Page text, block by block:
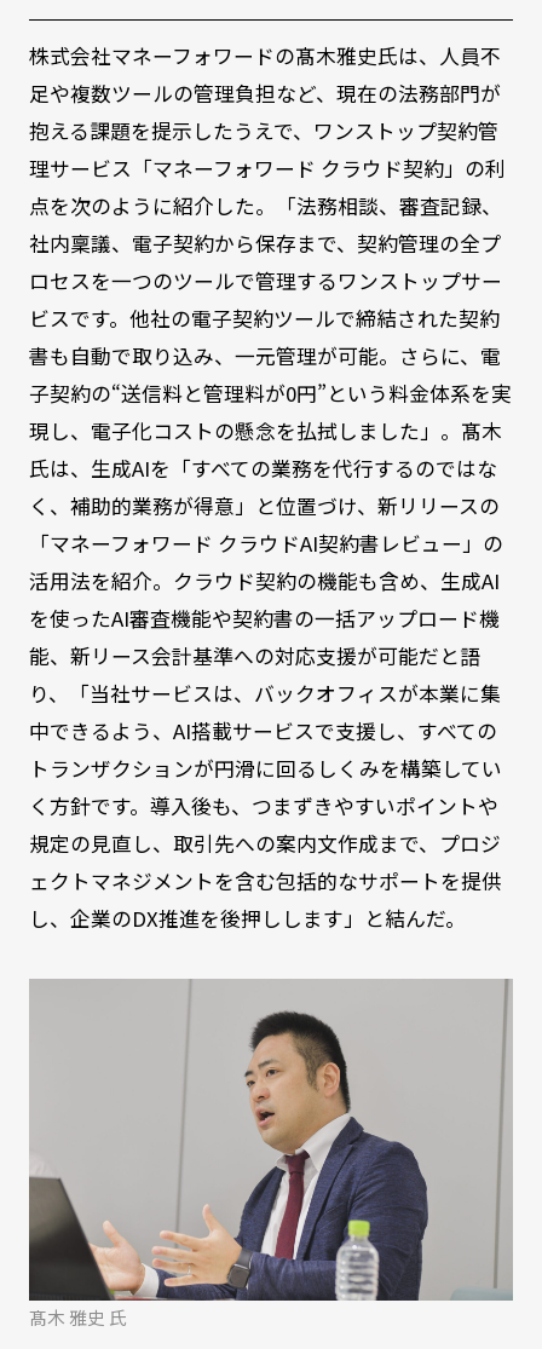
株式会社マネーフォワードの髙木雅史氏は、人員不
足や複数ツールの管理負担など、現在の法務部門が
抱える課題を提示したうえで、ワンストップ契約管
理サービス「マネーフォワード クラウド契約」の利
点を次のように紹介した。「法務相談、審査記録、
社内稟議、電子契約から保存まで、契約管理の全プ
ロセスを一つのツールで管理するワンストップサー
ビスです。他社の電子契約ツールで締結された契約
書も自動で取り込み、一元管理が可能。さらに、電
子契約の“送信料と管理料が0円”という料金体系を実
現し、電子化コストの懸念を払拭しました」。髙木
氏は、生成AIを「すべての業務を代行するのではな
く、補助的業務が得意」と位置づけ、新リリースの
「マネーフォワード クラウドAI契約書レビュー」の
活用法を紹介。クラウド契約の機能も含め、生成AI
を使ったAI審査機能や契約書の一括アップロード機
能、新リース会計基準への対応支援が可能だと語
り、「当社サービスは、バックオフィスが本業に集
中できるよう、AI搭載サービスで支援し、すべての
トランザクションが円滑に回るしくみを構築してい
く方針です。導入後も、つまずきやすいポイントや
規定の見直し、取引先への案内文作成まで、プロジ
ェクトマネジメントを含む包括的なサポートを提供
し、企業のDX推進を後押しします」と結んだ。
髙木 雅史 氏